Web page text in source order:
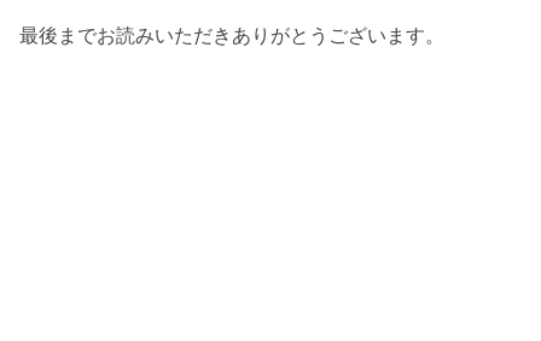
最後までお読みいただきありがとうございます。